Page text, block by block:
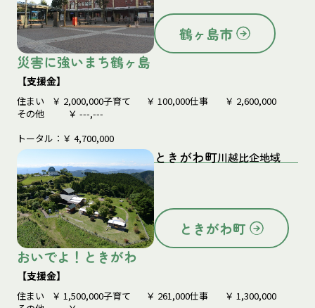
鶴ヶ島市
災害に強いまち鶴ヶ島
【支援金】
住まい ￥ 2,000,000子育て ￥ 100,000仕事 ￥ 2,600,000
その他
￥ ---,---
トータル：￥ 4,700,000
ときがわ町川越比企地域
ときがわ町
おいでよ！ときがわ
【支援金】
住まい ￥ 1,500,000子育て ￥ 261,000仕事 ￥ 1,300,000